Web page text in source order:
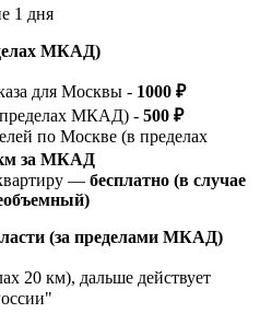
1 дня
МКАД)
для Москвы - 1000 ₽
пределах МКАД) - 500 ₽
по Москве (в пределах
км за МКАД
— бесплатно (в случае
(за пределами МКАД)
20 км), дальше действует